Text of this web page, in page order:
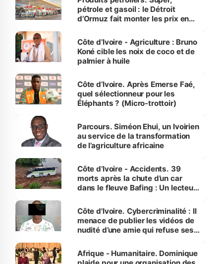
pétrole et gasoil : le Détroit
d’Ormuz fait monter les prix en
Côte d’Ivoire - Agriculture : Bruno
Koné cible les noix de coco et de
palmier à huile
Côte d’Ivoire. Après Emerse Faé,
quel sélectionneur pour les
Éléphants ? (Micro-trottoir)
Parcours. Siméon Ehui, un Ivoirien
au service de la transformation
de l’agriculture africaine
Côte d’Ivoire - Accidents. 39
morts après la chute d’un car
dans le fleuve Bafing : Un lecteur
des Transports
Côte d'Ivoire. Cybercriminalité : Il
menace de publier les vidéos de
nudité d’une amie qui refuse ses
Afrique - Humanitaire. Dominique